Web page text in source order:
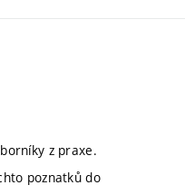
z praxe.
poznatků do